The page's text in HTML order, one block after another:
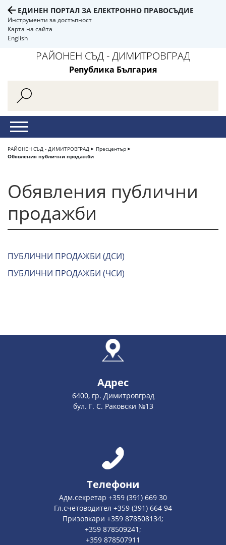
ЕДИНЕН ПОРТАЛ ЗА ЕЛЕКТРОННО ПРАВОСЪДИЕ
Инструменти за достъпност
Карта на сайта
English
РАЙОНЕН СЪД - ДИМИТРОВГРАД
Република България
РАЙОНЕН СЪД - ДИМИТРОВГРАД
Пресцентър
Обявления публични продажби
Обявления публични
продажби
ПУБЛИЧНИ ПРОДАЖБИ (ДСИ)
ПУБЛИЧНИ ПРОДАЖБИ (ЧСИ)
Адрес
6400, гр. Димитровград
бул. Г. С. Раковски №13
Телефони
Адм.секретар +359 (391) 669 30
Гл.счетоводител +359 (391) 664 94
Призовкари +359 878508134;
+359 878509241;
+359 878507911